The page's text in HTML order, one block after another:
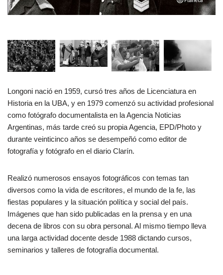
Longoni nació en 1959, cursó tres años de Licenciatura en
Historia en la UBA, y en 1979 comenzó su actividad profesional
como fotógrafo documentalista en la Agencia Noticias
Argentinas, más tarde creó su propia Agencia, EPD/Photo y
durante veinticinco años se desempeñó como editor de
fotografía y fotógrafo en el diario Clarín.
Realizó numerosos ensayos fotográficos con temas tan
diversos como la vida de escritores, el mundo de la fe, las
fiestas populares y la situación política y social del país.
Imágenes que han sido publicadas en la prensa y en una
decena de libros con su obra personal. Al mismo tiempo lleva
una larga actividad docente desde 1988 dictando cursos,
seminarios y talleres de fotografía documental.